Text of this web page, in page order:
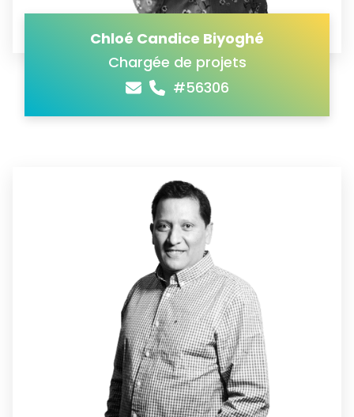
Chloé Candice Biyoghé
Chargée de projets
#56306